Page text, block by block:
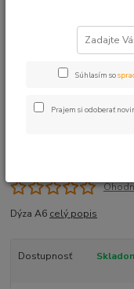
Dýza A6
Dýza A6 celý popis
Dostupnosť
Súhlasím so
Prajem si odoberať